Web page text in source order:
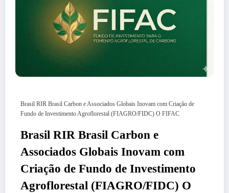
Brasil RIR Brasil Carbon e Associados Globais Inovam com Criação de
Fundo de Investimento Agroflorestal (FIAGRO/FIDC) O FIFAC
Brasil RIR Brasil Carbon e
Associados Globais Inovam com
Criação de Fundo de Investimento
Agroflorestal (FIAGRO/FIDC) O